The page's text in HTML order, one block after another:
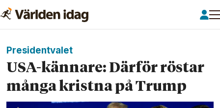
Presidentvalet
USA-kännare: Därför röstar
många kristna på Trump